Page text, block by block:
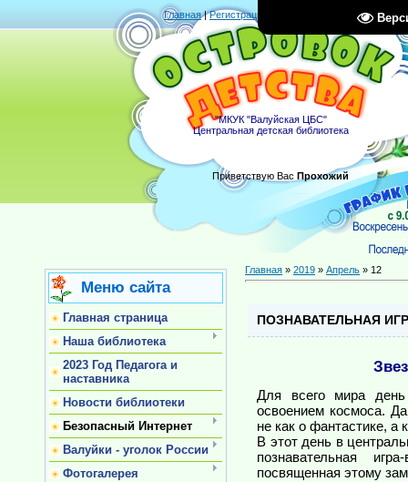
Главная|Регистрация
"МКУК "Валуйская ЦБС"
Центральная детская библиотека
Приветствую Вас Прохожий
Меню сайта
Главная страница
Наша библиотека
2023 Год Педагога и
наставника
Новости библиотеки
Безопасный Интернет
Валуйки - уголок России
Фотогалерея
Главная » 2019 » Апрель » 12
ПОЗНАВАТЕЛЬНАЯ
Для всего мира
освоением космоса.
не как о фантастике,
В этот день в
познавательная
посвященная этому